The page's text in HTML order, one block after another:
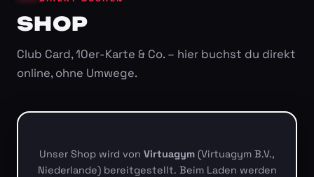
SHOP
Club Card, 10er-Karte & Co. – hier buchst du direkt
online, ohne Umwege.
Unser Shop wird von Virtuagym (Virtuagym B.V.,
Niederlande) bereitgestellt. Beim Laden werden